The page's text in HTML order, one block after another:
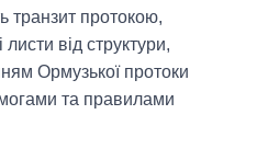
транзит протокою,
від структури,
Ормузької протоки
та правилами